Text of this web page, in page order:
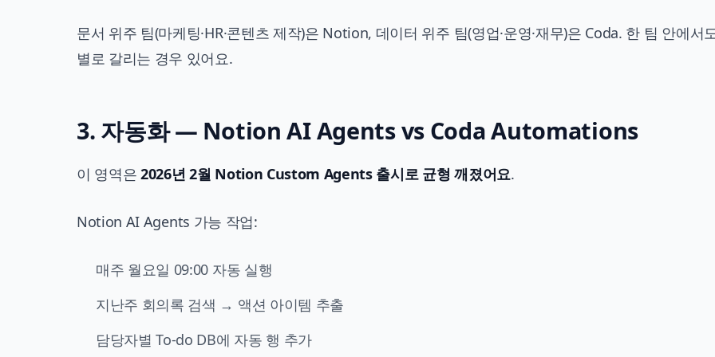
문서 위주 팀(마케팅·HR·콘텐츠 제작)은 Notion, 데이터 위주 팀(영업·운영·재무)은 Coda. 한 팀 안에서
별로 갈리는 경우 있어요.
3. 자동화 — Notion AI Agents vs Coda Automations
이 영역은2026년 2월 Notion Custom Agents 출시로 균형 깨졌어요.
Notion AI Agents 가능 작업:
매주 월요일 09:00 자동 실행
지난주 회의록 검색 → 액션 아이템 추출
담당자별 To-do DB에 자동 행 추가